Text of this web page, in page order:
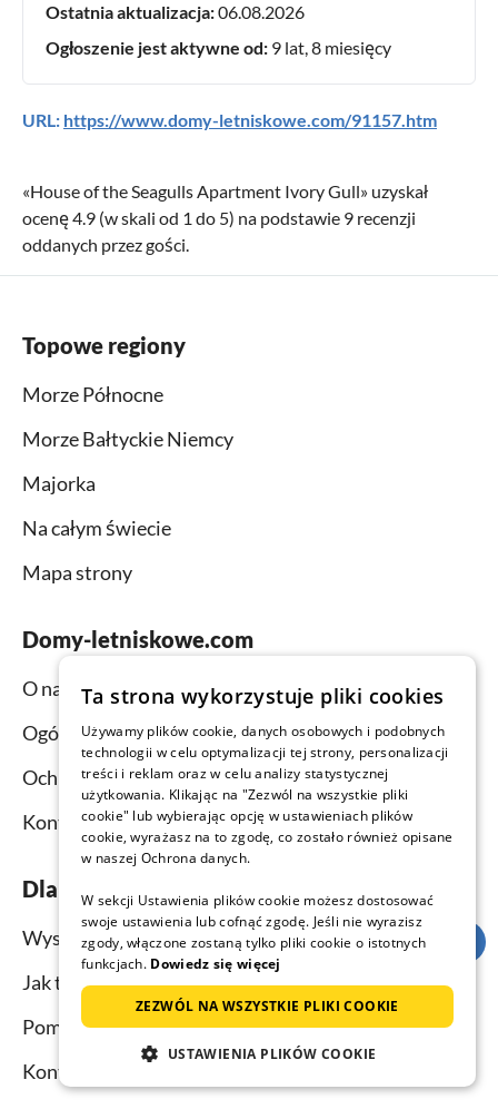
Ostatnia aktualizacja:06.08.2026
Ogłoszenie jest aktywne od: 9 lat, 8 miesięcy
URL: https://www.domy-letniskowe.com/91157.htm
«House of the Seagulls Apartment Ivory Gull» uzyskał
ocenę4.9 (w skali od 1 do 5) na podstawie 9 recenzji
oddanych przez gości.
Topowe regiony
Morze Północne
Morze Bałtyckie Niemcy
Majorka
Na całym świecie
Mapa strony
Domy-letniskowe.com
O nas
Ogólne Warunki Umów
Ochrona danych
Kontakt
Dla urlopowiczów
Wyszukiwanie
Jak to działa?
Pomoc dla urlopowiczów
Kontakt
Ta strona wykorzystuje pliki cookies
Używamy plików cookie, danych osobowych i podobnych
technologii w celu optymalizacji tej strony, personalizacji
treści i reklam oraz w celu analizy statystycznej
użytkowania. Klikając na "Zezwól na wszystkie pliki
cookie" lub wybierając opcję w ustawieniach plików
cookie, wyrażasz na to zgodę, co zostało również opisane
w naszej Ochrona danych.
W sekcji Ustawienia plików cookie możesz dostosować
swoje ustawienia lub cofnąć zgodę. Jeśli nie wyrazisz
zgody, włączone zostaną tylko pliki cookie o istotnych
funkcjach. Dowiedz się więcej
ZEZWÓL NA WSZYSTKIE PLIKI COOKIE
USTAWIENIA PLIKÓW COOKIE